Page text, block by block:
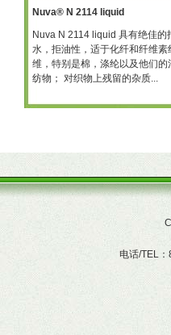
Nuva® N 2114 liquid
Nuva N 2114 liquid 具有绝佳的
水，拒油性，适于化纤和纤维素
维，特别是棉，涤纶以及他们的
纺物； 对织物上残留的杂质...
电话/TEL